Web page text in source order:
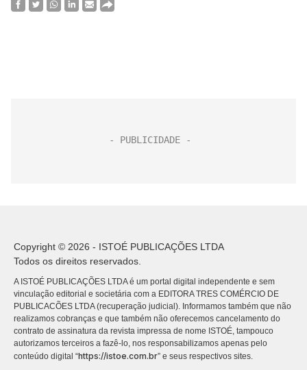
Copyright © 2026 - ISTOÉ PUBLICAÇÕES LTDA
Todos os direitos reservados.
A ISTOÉ PUBLICAÇÕES LTDA é um portal digital independente e sem
vinculação editorial e societária com a EDITORA TRES COMÉRCIO DE
PUBLICACÕES LTDA (recuperação judicial). Informamos também que não
realizamos cobranças e que também não oferecemos cancelamento do
contrato de assinatura da revista impressa de nome ISTOÉ, tampouco
autorizamos terceiros a fazê-lo, nos responsabilizamos apenas pelo
conteúdo digital “https://istoe.com.br” e seus respectivos sites.